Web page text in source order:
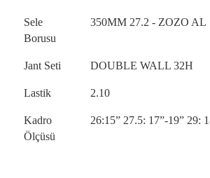
Sele
Borusu
350MM 27.2 - ZOZO AL
Jant Seti DOUBLE WALL 32H
Lastik 2.10
Kadro
Ölçüsü
26:15” 27.5: 17”-19” 29: